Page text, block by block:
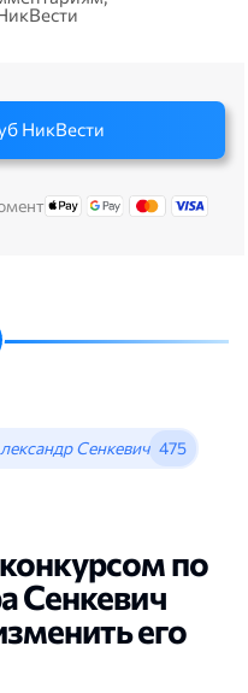
НикВести
Сенкевич 475
по
Сенкевич
его